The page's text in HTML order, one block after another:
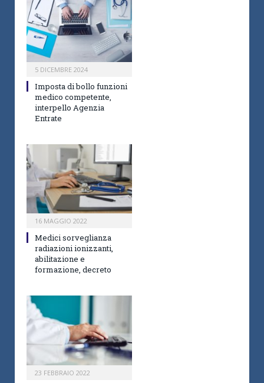
5 DICEMBRE 2024
Imposta di bollo funzioni
medico competente,
interpello Agenzia
Entrate
16 MAGGIO 2022
Medici sorveglianza
radiazioni ionizzanti,
abilitazione e
formazione, decreto
23 FEBBRAIO 2022